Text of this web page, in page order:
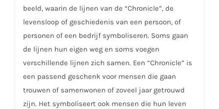
beeld, waarin de lijnen van de “Chronicle”, de
levensloop of geschiedenis van een persoon, of
personen of een bedrijf symboliseren. Soms gaan
de lijnen hun eigen weg en soms voegen
verschillende lijnen zich samen. Een “Chronicle” is
een passend geschenk voor mensen die gaan
trouwen of samenwonen of zoveel jaar getrouwd
zijn. Het symboliseert ook mensen die hun leven